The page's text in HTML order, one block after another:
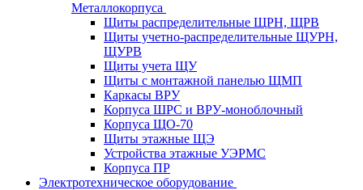
Металлокорпуса
Щиты распределительные ЩРН, ЩРВ
Щиты учетно-распределительные ЩУРН,
ЩУРВ
Щиты учета ЩУ
Щиты с монтажной панелью ЩМП
Каркасы ВРУ
Корпуса ШРС и ВРУ-моноблочный
Корпуса ЩО-70
Щиты этажные ЩЭ
Устройства этажные УЭРМС
Корпуса ПР
Электротехническое оборудование